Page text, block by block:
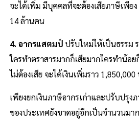
จะได้เพิ่ม มีบุคคลที่จะต้องเสียภาษีเพีย
14 ล้านคน
4. อากรแสตมป์ ปรับใหม่ให้เป็นธรรม
ใครทำตราสารมากก็เสียมากใครทำน้อ
ไม่ต้องเสีย จะได้เงินเพิ่มราว
เพียงยกเงินภาษีอากรเก่าและปรับปรุง
ของประเทศยังขาดอยู่อีกเป็นจำนวนมา